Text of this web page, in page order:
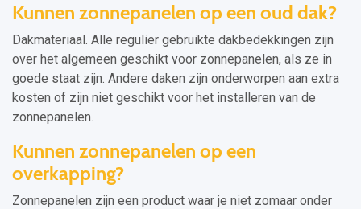
Kunnen zonnepanelen op een oud dak?
Dakmateriaal. Alle regulier gebruikte dakbedekkingen zijn
over het algemeen geschikt voor zonnepanelen, als ze in
goede staat zijn. Andere daken zijn onderworpen aan extra
kosten of zijn niet geschikt voor het installeren van de
zonnepanelen.
Kunnen zonnepanelen op een
overkapping?
Zonnepanelen zijn een product waar je niet zomaar onder